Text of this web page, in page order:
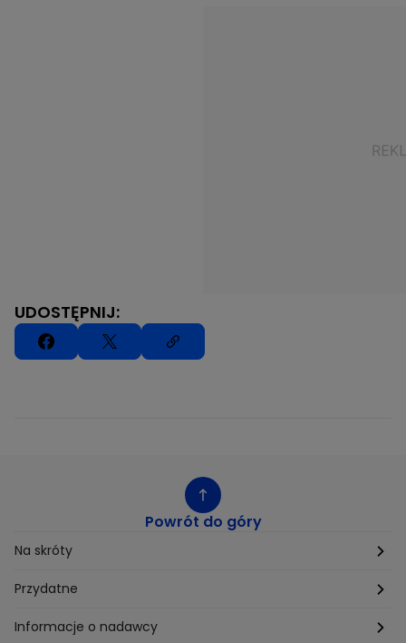
UDOSTĘPNIJ:
Powrót do góry
Na skróty
Etyka
Supplier Diversity
Przydatne
Biuro Prasowe
Informacje o nadawcy